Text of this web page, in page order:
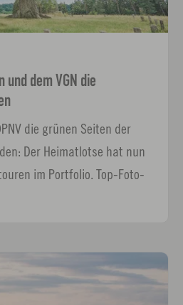
und dem VGN die
die grünen Seiten der
Der Heimatlotse hat nun
im Portfolio. Top-Foto-